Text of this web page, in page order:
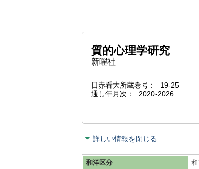
質的心理学研究
新曜社
日赤看大所蔵巻号
19-25
通し年月次
2020-2026
詳しい情報を閉じる
和洋区分